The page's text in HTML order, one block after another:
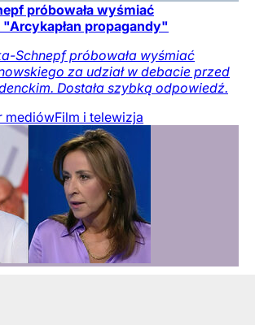
próbowała wyśmiać
propagandy"
Schnepf próbowała wyśmiać
za udział w debacie przed
Dostała szybką odpowiedź.
mediówFilm i telewizja